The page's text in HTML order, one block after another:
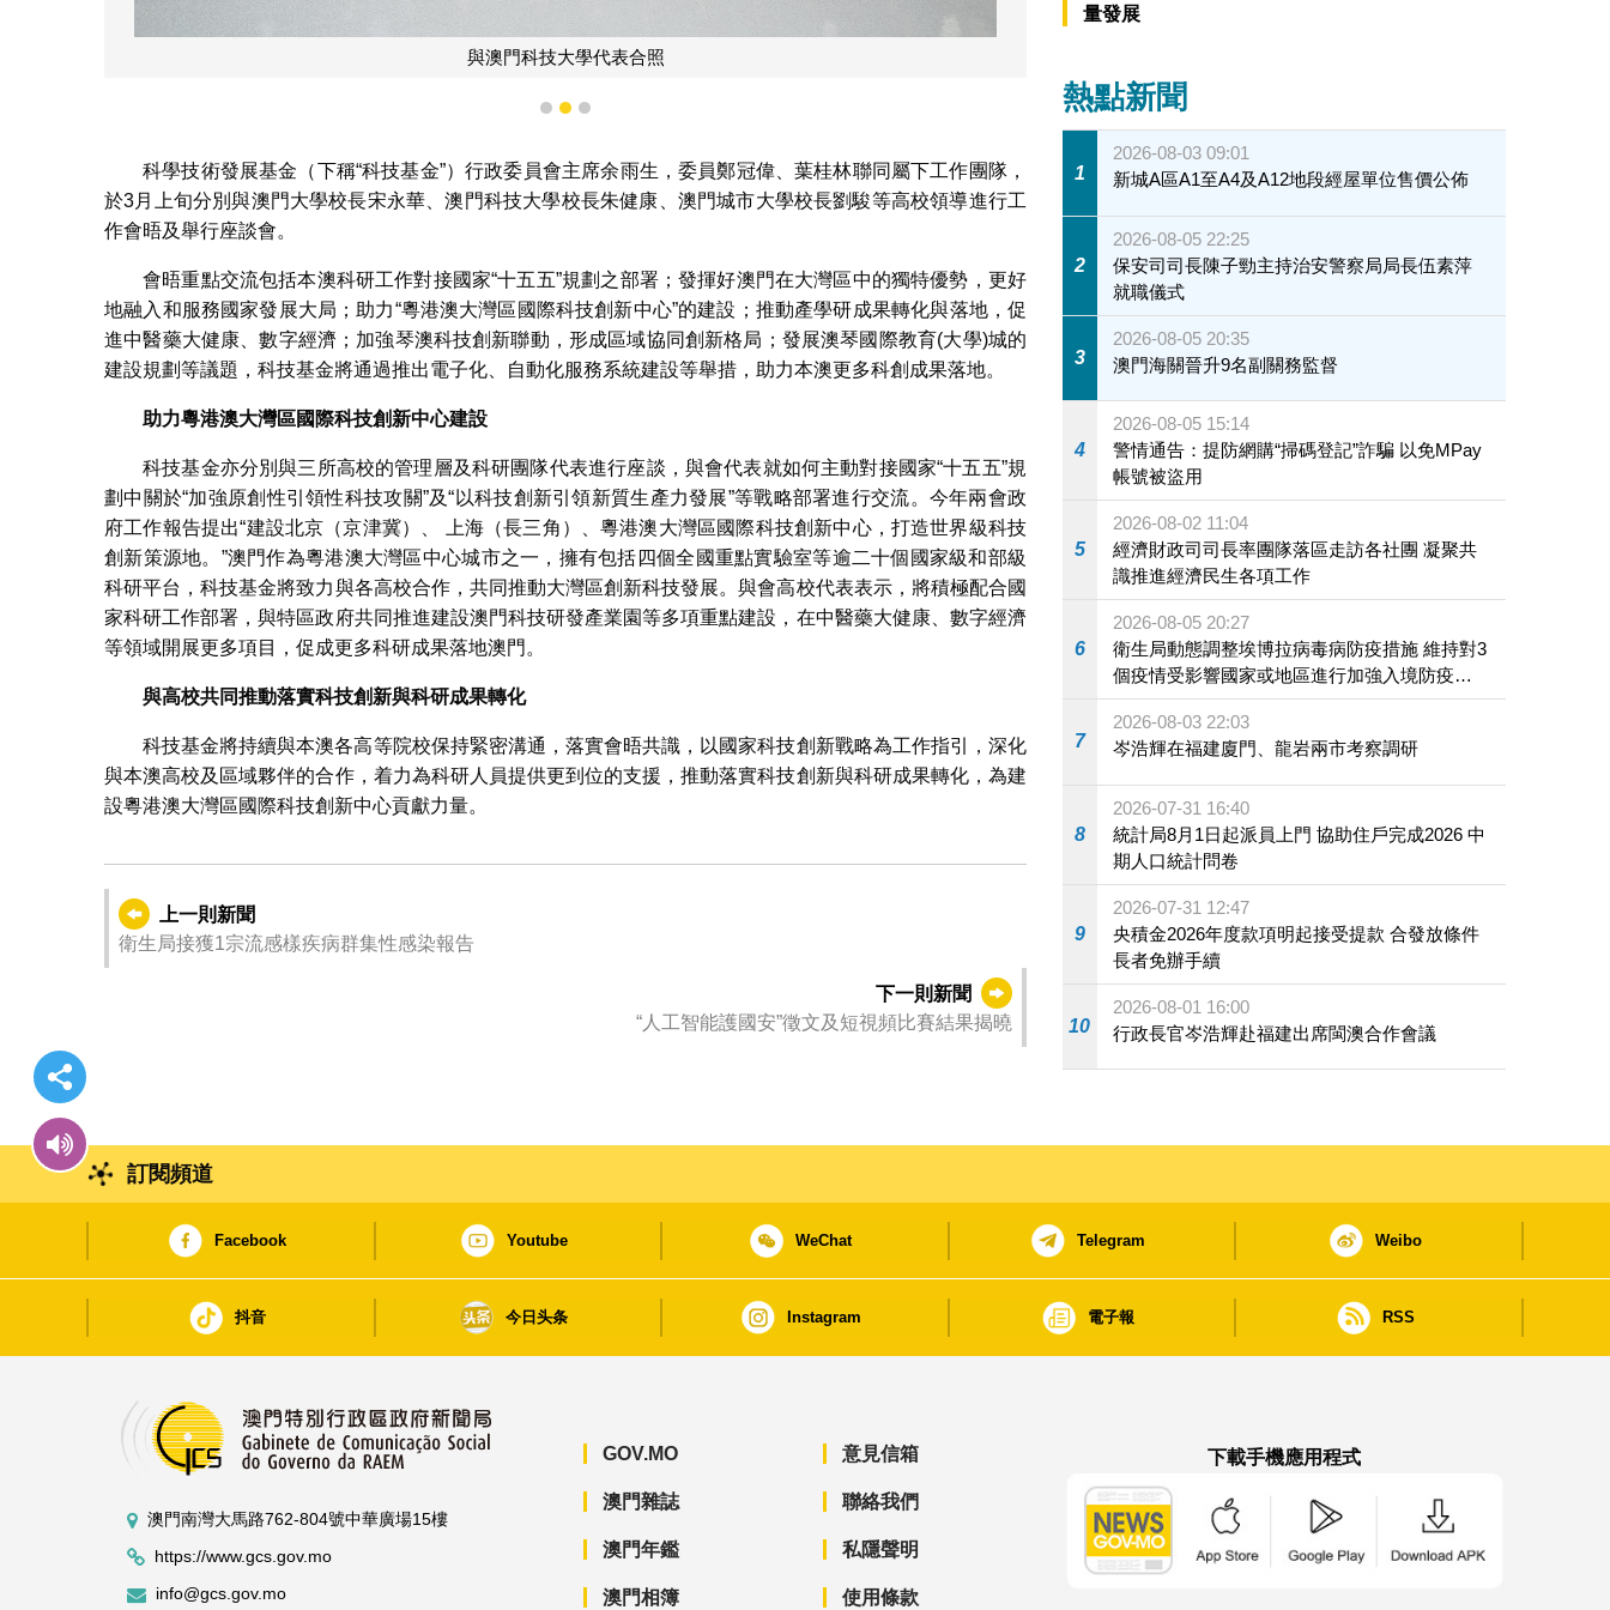
與澳門科技大學代表合照
1 2 3
科學技術發展基金（下稱“科技基金”）行政委員會主席余雨生，委員鄭冠偉、葉桂林聯同屬下工作團隊，
於3月上旬分別與澳門大學校長宋永華、澳門科技大學校長朱健康、澳門城市大學校長劉駿等高校領導進行工
作會晤及舉行座談會。
會晤重點交流包括本澳科研工作對接國家“十五五”規劃之部署；發揮好澳門在大灣區中的獨特優勢，更好
地融入和服務國家發展大局；助力“粵港澳大灣區國際科技創新中心”的建設；推動產學研成果轉化與落地，促
進中醫藥大健康、數字經濟；加強琴澳科技創新聯動，形成區域協同創新格局；發展澳琴國際教育(大學)城的
建設規劃等議題，科技基金將通過推出電子化、自動化服務系統建設等舉措，助力本澳更多科創成果落地。
助力粵港澳大灣區國際科技創新中心建設
科技基金亦分別與三所高校的管理層及科研團隊代表進行座談，與會代表就如何主動對接國家“十五五”規
劃中關於“加強原創性引領性科技攻關”及“以科技創新引領新質生產力發展”等戰略部署進行交流。今年兩會政
府工作報告提出“建設北京（京津冀）、 上海（長三角）、粵港澳大灣區國際科技創新中心，打造世界級科技
創新策源地。”澳門作為粵港澳大灣區中心城市之一，擁有包括四個全國重點實驗室等逾二十個國家級和部級
科研平台，科技基金將致力與各高校合作，共同推動大灣區創新科技發展。與會高校代表表示，將積極配合國
家科研工作部署，與特區政府共同推進建設澳門科技研發產業園等多項重點建設，在中醫藥大健康、數字經濟
等領域開展更多項目，促成更多科研成果落地澳門。
與高校共同推動落實科技創新與科研成果轉化
科技基金將持續與本澳各高等院校保持緊密溝通，落實會晤共識，以國家科技創新戰略為工作指引，深化
與本澳高校及區域夥伴的合作，着力為科研人員提供更到位的支援，推動落實科技創新與科研成果轉化，為建
設粵港澳大灣區國際科技創新中心貢獻力量。
上一則新聞
衛生局接獲1宗流感樣疾病群集性感染報告
下一則新聞
“人工智能護國安”徵文及短視頻比賽結果揭曉
量發展
熱點新聞
1
2026-08-03 09:01
新城A區A1至A4及A12地段經屋單位售價公佈
2
2026-08-05 22:25
保安司司長陳子勁主持治安警察局局長伍素萍
就職儀式
3
2026-08-05 20:35
澳門海關晉升9名副關務監督
4
2026-08-05 15:14
警情通告：提防網購“掃碼登記”詐騙 以免MPay
帳號被盜用
5
2026-08-02 11:04
經濟財政司司長率團隊落區走訪各社團 凝聚共
識推進經濟民生各項工作
6
2026-08-05 20:27
衛生局動態調整埃博拉病毒病防疫措施 維持對3
個疫情受影響國家或地區進行加強入境防疫措
施
7
2026-08-03 22:03
岑浩輝在福建廈門、龍岩兩市考察調研
8
2026-07-31 16:40
統計局8月1日起派員上門 協助住戶完成2026 中
期人口統計問卷
9
2026-07-31 12:47
央積金2026年度款項明起接受提款 合發放條件
長者免辦手續
10
2026-08-01 16:00
行政長官岑浩輝赴福建出席閩澳合作會議
訂閱頻道
Facebook Youtube WeChat Telegram Weibo
抖音 今日头条 Instagram 電子報 RSS
澳門南灣大馬路762-804號中華廣場15樓
https://www.gcs.gov.mo
info@gcs.gov.mo
GOV.MO
澳門雜誌
澳門年鑑
澳門相簿
意見信箱
聯絡我們
私隱聲明
使用條款
下載手機應用程式